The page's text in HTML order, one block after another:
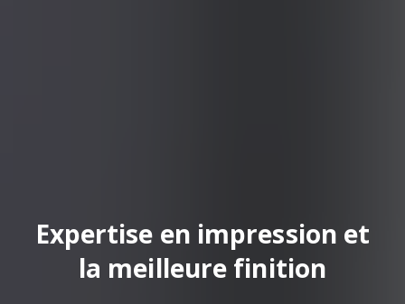
Expertise en impression et
la meilleure finition